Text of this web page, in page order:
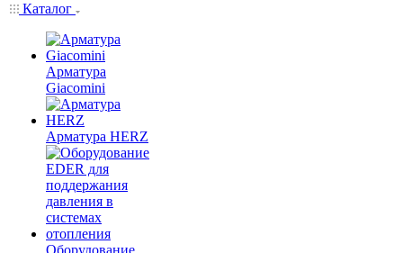
Каталог
Арматура
Giacomini
Арматура HERZ
Оборудование